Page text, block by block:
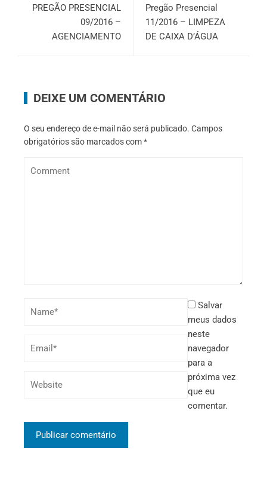
PREGÃO PRESENCIAL
09/2016 –
AGENCIAMENTO
Pregão Presencial
11/2016 – LIMPEZA
DE CAIXA D’ÁGUA
DEIXE UM COMENTÁRIO
O seu endereço de e-mail não será publicado. Campos
obrigatórios são marcados com*
Salvar
meus dados
neste
navegador
para a
próxima vez
que eu
comentar.